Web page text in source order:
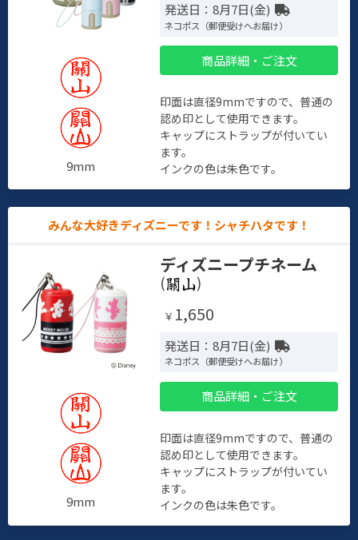
9mm
発送日：8月7日(金)
ネコポス（郵便受けへお届け）
商品詳細・ご注文
印面は直径9mmですので、普通の
認め印として使用できます。
キャップにストラップが付いてい
ます。
インクの色は朱色です。
みんな大好きディズニーです！シャチハタです！
9mm
ディズニープチネーム
( )
￥ 1,650
発送日：8月7日(金)
ネコポス（郵便受けへお届け）
商品詳細・ご注文
印面は直径9mmですので、普通の
認め印として使用できます。
キャップにストラップが付いてい
ます。
インクの色は朱色です。